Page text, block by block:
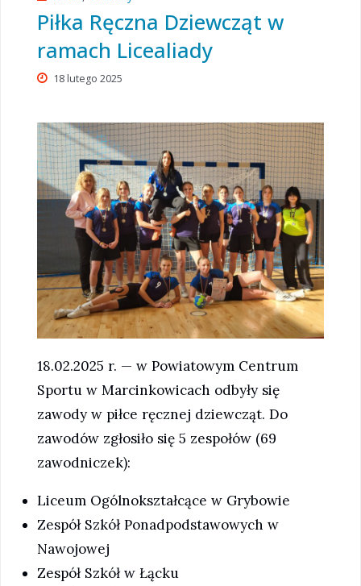
Piłka Ręczna Dziewcząt w
ramach Licealiady
18 lutego 2025
18.02.2025 r. — w Powiatowym Centrum
Sportu w Marcinkowicach odbyły się
zawody w piłce ręcznej dziewcząt. Do
zawodów zgłosiło się 5 zespołów (69
zawodniczek):
Liceum Ogólnokształcące w Grybowie
Zespół Szkół Ponadpodstawowych w
Nawojowej
Zespół Szkół w Łącku